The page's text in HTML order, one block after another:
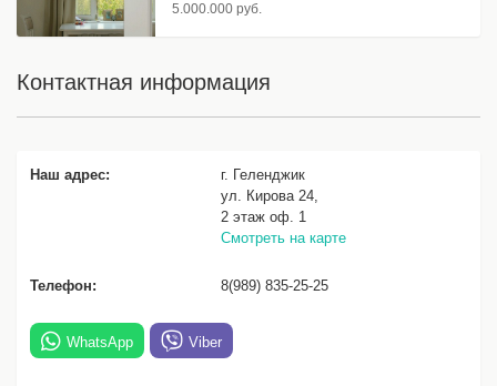
5.000.000 руб.
Контактная информация
Наш адрес:
г. Геленджик
ул. Кирова 24,
2 этаж оф. 1
Смотреть на карте
Телефон: 8(989) 835-25-25
WhatsApp Viber